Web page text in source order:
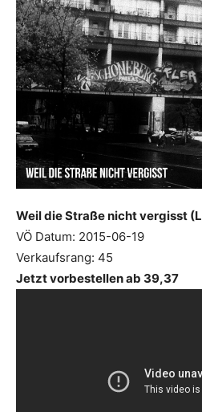
Weil die Straße nicht vergisst
VÖ Datum: 2015-06-19
Verkaufsrang: 45
Jetzt vorbestellen ab 39,37